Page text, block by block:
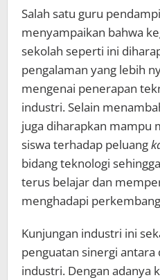
Salah satu guru
menyampaikan bahwa
sekolah seperti ini
pengalaman yang lebih
mengenai penerapan
industri. Selain
juga diharapkan mampu
siswa terhadap peluang
bidang teknologi
terus belajar dan
menghadapi
Kunjungan industri ini
penguatan sinergi
industri. Dengan adanya